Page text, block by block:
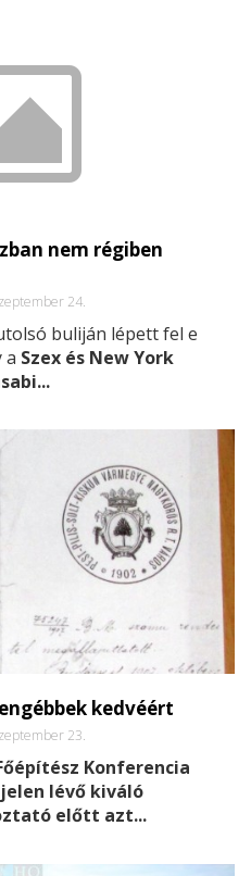
nem régiben
24.
buliján lépett fel e
a Szex és New York
kedvéért
23.
Konferencia
lévő kiváló
előtt azt...